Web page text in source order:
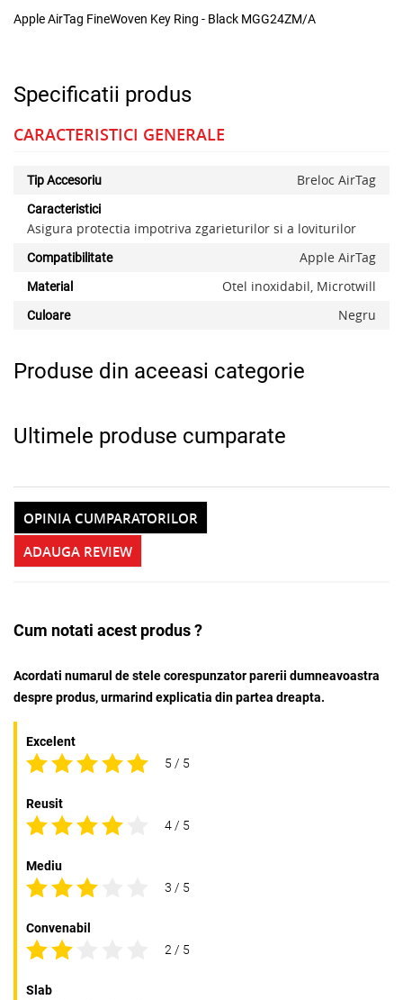
Apple AirTag FineWoven Key Ring - Black MGG24ZM/A
Specificatii produs
CARACTERISTICI GENERALE
Tip Accesoriu Breloc AirTag
Caracteristici
Asigura protectia impotriva zgarieturilor si a loviturilor
Compatibilitate Apple AirTag
Material Otel inoxidabil, Microtwill
Culoare Negru
Produse din aceeasi categorie
Ultimele produse cumparate
ADAUGA REVIEW
OPINIA CUMPARATORILOR
Cum notati acest produs ?
Acordati numarul de stele corespunzator parerii dumneavoastra
despre produs, urmarind explicatia din partea dreapta.
Excelent
5 / 5
Reusit
4 / 5
Mediu
3 / 5
Convenabil
2 / 5
Slab